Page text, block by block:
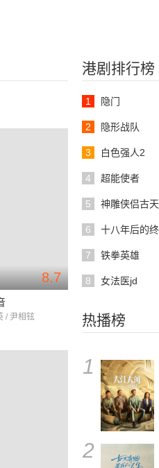
港剧排行榜
1 隐门
2 隐形战队
3 白色强人2
4 超能使者
5 神雕侠侣古
6 十八年后的
7 铁拳英雄
8 女法医jd
热播榜
1
2
8.7
/ 尹相铉